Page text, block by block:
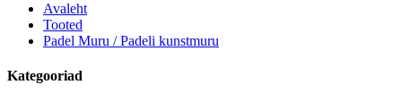
Avaleht
Tooted
Padel Muru / Padeli kunstmuru
Kategooriad